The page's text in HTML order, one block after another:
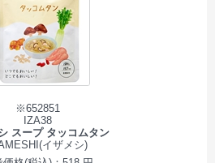
※652851
IZA38
スープ タッコムタン
イザメシ)